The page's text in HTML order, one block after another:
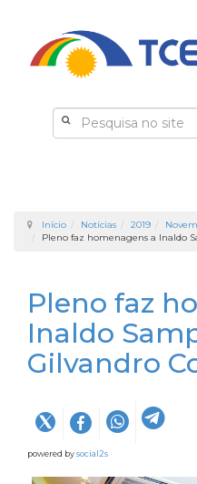
Início Notícias 2019
Pleno faz homenagens a Inaldo
Pleno faz
Inaldo
Gilvandro
powered bysocial2s